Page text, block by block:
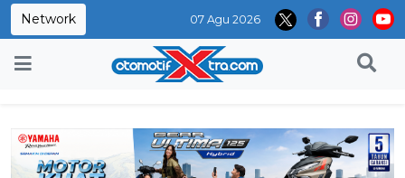
Network 07 Agu 2026